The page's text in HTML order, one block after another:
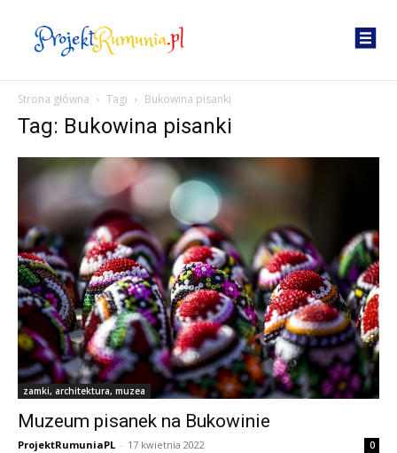
Strona główna Tagi Bukowina pisanki
Tag: Bukowina pisanki
zamki, architektura, muzea
Muzeum pisanek na Bukowinie
ProjektRumuniaPL - 17 kwietnia 2022 0